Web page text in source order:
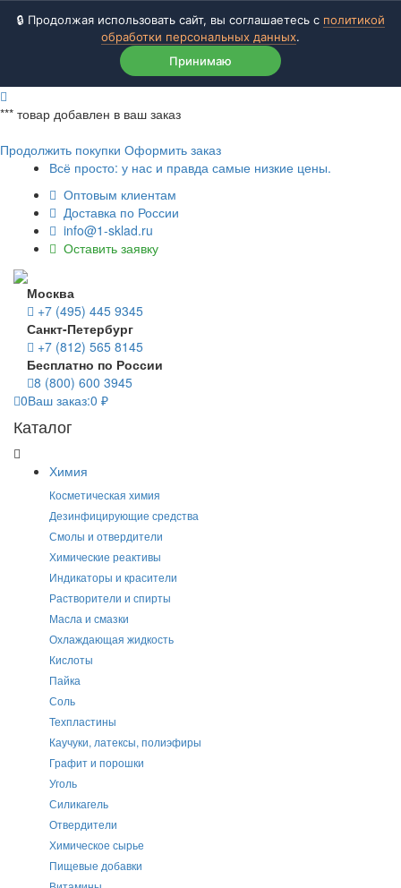
🔒 Продолжая использовать сайт, вы соглашаетесь с политикой
обработки персональных данных.
Принимаю
*** товар добавлен в ваш заказ
Продолжить покупки Оформить заказ
Всё просто: у нас и правда самые низкие цены.
Оптовым клиентам
Доставка по России
info@1-sklad.ru
Оставить заявку
Москва
+7 (495) 445 9345
Санкт-Петербург
+7 (812) 565 8145
Бесплатно по России
8 (800) 600 3945
0Ваш заказ:0 ₽
Каталог
Химия
Косметическая химия
Дезинфицирующие средства
Смолы и отвердители
Химические реактивы
Индикаторы и красители
Растворители и спирты
Масла и смазки
Охлаждающая жидкость
Кислоты
Пайка
Соль
Техпластины
Каучуки, латексы, полиэфиры
Графит и порошки
Уголь
Силикагель
Отвердители
Химическое сырье
Пищевые добавки